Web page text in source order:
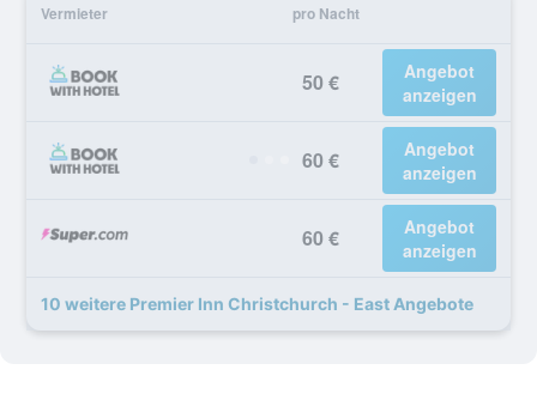
Vermieter pro Nacht
50 €
Angebot
anzeigen
60 €
Angebot
anzeigen
60 €
Angebot
anzeigen
10 weitere Premier Inn Christchurch - East Angebote